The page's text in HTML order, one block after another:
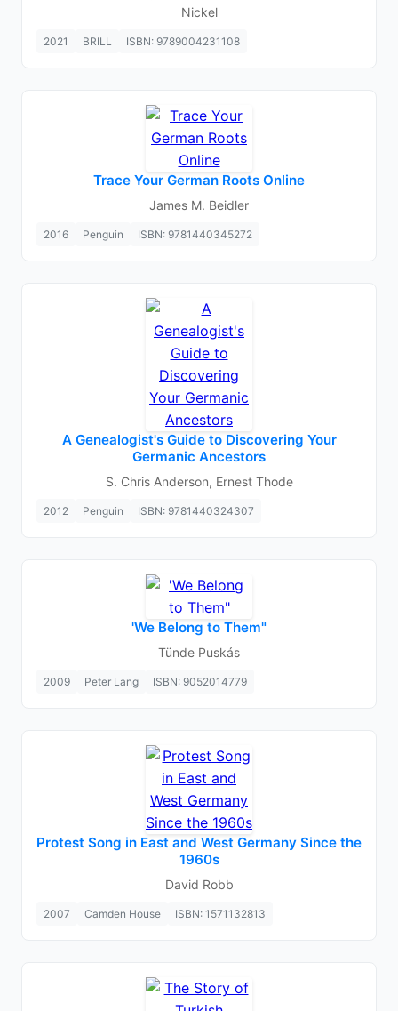
Nickel
2021 BRILL ISBN: 9789004231108
Trace Your German Roots Online
James M. Beidler
2016 Penguin ISBN: 9781440345272
A Genealogist's Guide to Discovering Your
Germanic Ancestors
S. Chris Anderson, Ernest Thode
2012 Penguin ISBN: 9781440324307
'We Belong to Them"
Tünde Puskás
2009 Peter Lang ISBN: 9052014779
Protest Song in East and West Germany Since the
1960s
David Robb
2007 Camden House ISBN: 1571132813